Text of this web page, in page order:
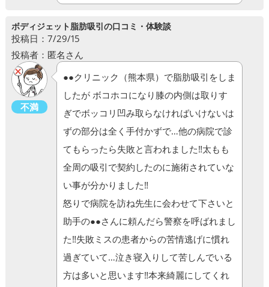
ボディジェット脂肪吸引の口コミ・体験談
投稿日：7/29/15
投稿者：匿名さん
不満
●●クリニック（熊本県）で脂肪吸引をしま
したが ボコホコになり膝の内側は取りす
ぎでボッコリ凹み取らなければいけないは
ずの部分は全く手付かずで…他の病院で診
てもらったら失敗と言われました‼︎太もも
全周の吸引で契約したのに施術されていな
い事が分かりました‼︎
怒りで病院を訪ね先生に会わせて下さいと
助手の●●さんに頼んだら警察を呼ばれまし
た‼︎失敗ミスの患者からの苦情逃げに慣れ
過ぎていて…泣き寝入りして苦しんでいる
方は多いと思います‼︎本来綺麗にしてくれ